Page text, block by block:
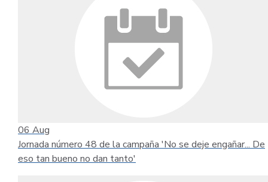
06 Aug
Jornada número 48 de la campaña 'No se deje engañar... De
eso tan bueno no dan tanto'